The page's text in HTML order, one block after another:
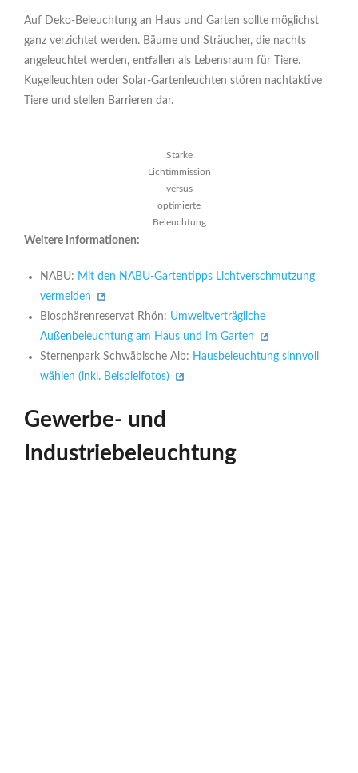
Auf Deko-Beleuchtung an Haus und Garten sollte möglichst
ganz verzichtet werden. Bäume und Sträucher, die nachts
angeleuchtet werden, entfallen als Lebensraum für Tiere.
Kugelleuchten oder Solar-Gartenleuchten stören nachtaktive
Tiere und stellen Barrieren dar.
Starke
Lichtimmission
versus
optimierte
Beleuchtung
Weitere Informationen:
NABU: Mit den NABU-Gartentipps Lichtverschmutzung
vermeiden
Biosphärenreservat Rhön: Umweltverträgliche
Außenbeleuchtung am Haus und im Garten
Sternenpark Schwäbische Alb: Hausbeleuchtung sinnvoll
wählen (inkl. Beispielfotos)
Gewerbe- und
Industriebeleuchtung